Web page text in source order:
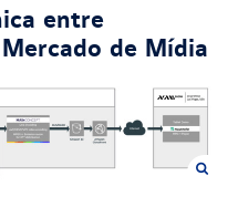
entre
de Mídia